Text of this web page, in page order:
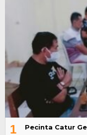
1 Pecinta Catur